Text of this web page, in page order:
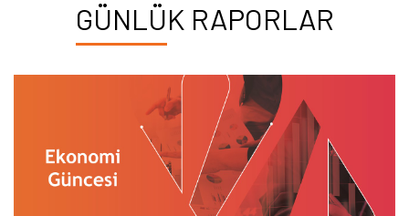
GÜNLÜK RAPORLAR